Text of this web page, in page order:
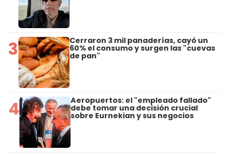
3 Cerraron 3 mil panaderías, cayó un
60% el consumo y surgen las "cuevas
de pan"
4 Aeropuertos: el "empleado fallado"
debe tomar una decisión crucial
sobre Eurnekian y sus negocios